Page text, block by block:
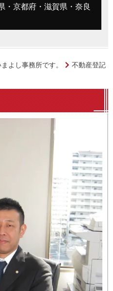
・京都府・滋賀県・奈良
よし事務所です。 不動産登記